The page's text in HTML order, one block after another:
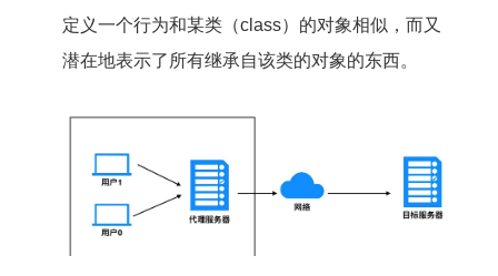
定义一个行为和某类（class）的对象相似，而又
潜在地表示了所有继承自该类的对象的东西。